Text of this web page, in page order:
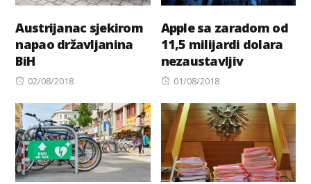
Austrijanac sjekirom
napao državljanina
BiH
Posted
02/08/2018
Apple sa zaradom od
11,5 milijardi dolara
nezaustavljiv
Posted
01/08/2018